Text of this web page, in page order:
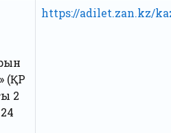
(ҚР
2
https://adilet.zan.kz/